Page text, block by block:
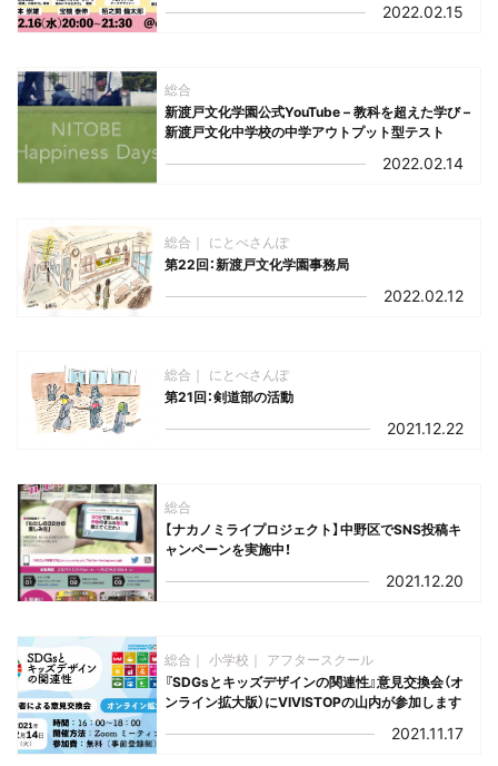
2022.02.15
総合
新渡戸文化学園公式YouTube – 教科を超えた学び –
新渡戸文化中学校の中学アウトプット型テスト
2022.02.14
総合
にとべさんぽ
第22回：新渡戸文化学園事務局
2022.02.12
総合
にとべさんぽ
第21回：剣道部の活動
2021.12.22
総合
【ナカノミライプロジェクト】中野区でSNS投稿キ
ャンペーンを実施中！
2021.12.20
総合 小学校
アフタースクール
『SDGsとキッズデザインの関連性』意見交換会（オ
ンライン拡大版）にVIVISTOPの山内が参加します
2021.11.17